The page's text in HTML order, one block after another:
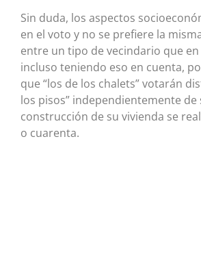
Sin duda, los aspectos
en el voto y no se prefiere la
entre un tipo de vecindario que
incluso teniendo eso en cuenta,
que “los de los chalets” votarán
los pisos” independientemente de
construcción de su vivienda se
o cuarenta.